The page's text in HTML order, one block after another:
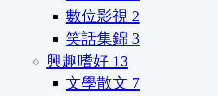
數位影視 2
笑話集錦 3
興趣嗜好 13
文學散文 7